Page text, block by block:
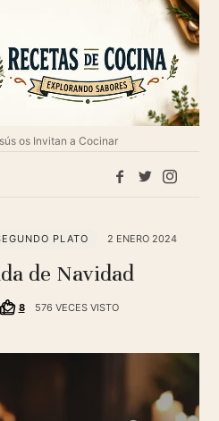
os Invitan a Cocinar
PLATO 2 ENERO 2024
de Navidad
8 576 VECES VISTO